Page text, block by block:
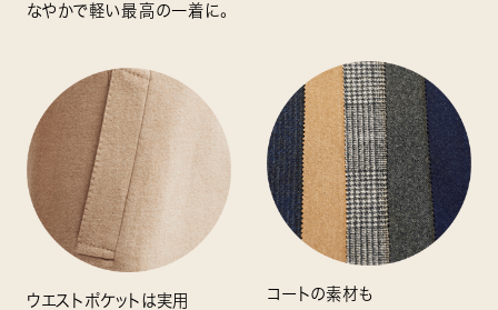
なやかで軽い最高の一着に。
ウエストポケットは実用
コートの素材も